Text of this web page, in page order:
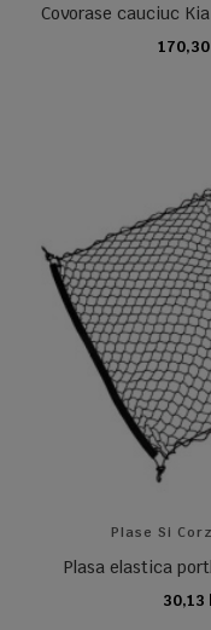
Covorase cauciuc
ADAUGA
Plase Si
Plasa elastica
30,13
ADAUGA